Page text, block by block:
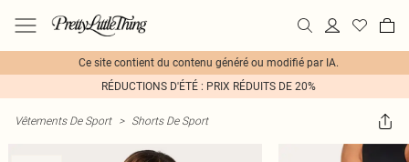
Ce site contient du contenu généré ou modifié par IA.
RÉDUCTIONS D'ÉTÉ : PRIX RÉDUITS DE 20%
Vêtements De Sport > Shorts De Sport